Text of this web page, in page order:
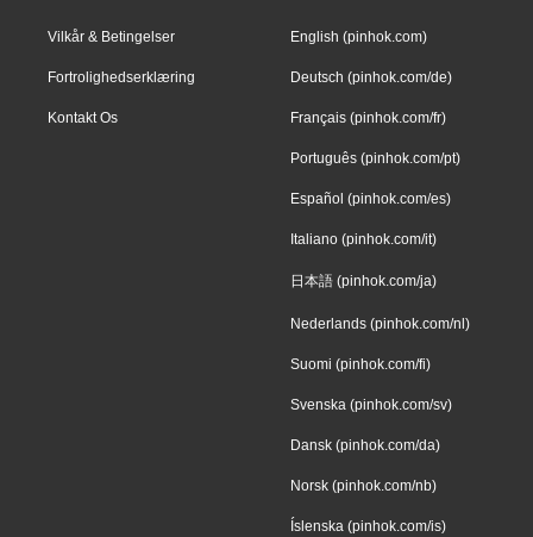
Vilkår & Betingelser
Fortrolighedserklæring
Kontakt Os
English (pinhok.com)
Deutsch (pinhok.com/de)
Français (pinhok.com/fr)
Português (pinhok.com/pt)
Español (pinhok.com/es)
Italiano (pinhok.com/it)
日本語 (pinhok.com/ja)
Nederlands (pinhok.com/nl)
Suomi (pinhok.com/fi)
Svenska (pinhok.com/sv)
Dansk (pinhok.com/da)
Norsk (pinhok.com/nb)
Íslenska (pinhok.com/is)